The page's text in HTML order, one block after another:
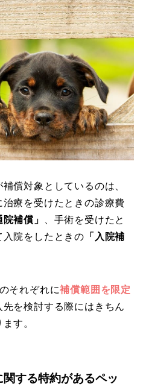
償対象としているのは、
療を受けたときの診療費
院補償」
、手術を受けたと
入院をしたときの 「入院補
それぞれに補償範囲を限定
先を検討する際にはきちん
す。
する特約があるペッ